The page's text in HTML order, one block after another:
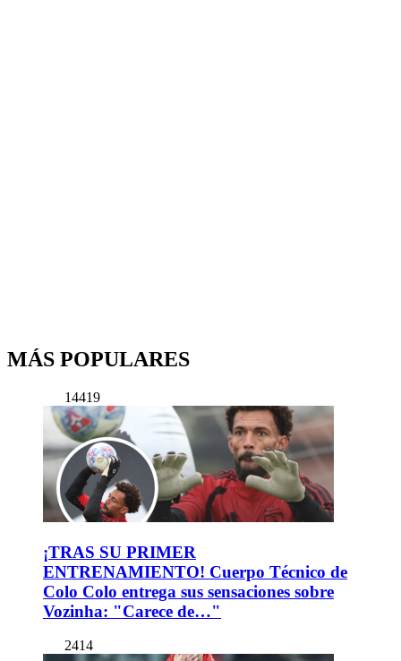
MÁS POPULARES
14419
¡TRAS SU PRIMER
ENTRENAMIENTO! Cuerpo Técnico de
Colo Colo entrega sus sensaciones sobre
Vozinha: "Carece de…"
2414